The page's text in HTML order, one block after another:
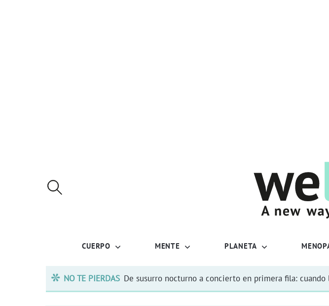
CUERPO MENTE PLANETA
NO TE PIERDAS De susurro nocturno a concierto en primera fila: